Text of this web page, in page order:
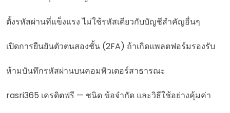
ตั้งรหัสผ่านที่แข็งแรง ไม่ใช้รหัสเดียวกับบัญชีสำคัญอื่นๆ
เปิดการยืนยันตัวตนสองชั้น (2FA) ถ้าเกิดแพลตฟอร์มรองรับ
ห้ามบันทึกรหัสผ่านบนคอมพิวเตอร์สาธารณะ
rasri365 เครดิตฟรี — ชนิด ข้อจำกัด และวิธีใช้อย่างคุ้มค่า